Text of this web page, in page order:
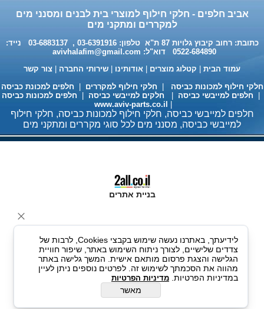
חומר ניקוי גרמני למכונות כביסה
ומדיחי כלים 35שח, מקט H333
מעבה למייבשי כביסה 98 ש"ח
עגלה מתכוננת למדיחי כלים
אביב חלפים - חלקי חילוף למוצרי בית לבנים ומסנני מים
למקררים ומתקני מים
כתובת: רחוב קיבוץ גלויות 87 ת"א טלפון: 03-6391916 , 03-6883137 נייד:
0522-684890 דוא"ל:
avivhalafim@gmail.com
עמוד הבית
קטלוג מוצרים אודותינו שירותי החברה
צור קשר
חילוף למכונות כביסה
חלקי חילוף למקררים
חלפים למכונת כביסה
חלפים למייבשי כביסה חלקים למייבשי כביסה
חלפים למכונות כביסה
www.aviv-parts.co.il
חלפים למייבשי כביסה, חלקי חילוף למכונות כביסה, חלקי חילוף
למייבשי כביסה, מסנני מים לכל סוגי מקררים ומתקני מים
בניית אתרים
לידיעתך, באתרנו נעשה שימוש בקבצי Cookies, לרבות של
צדדים שלישיים, לצורך ניתוח השימוש באתר, שיפור חוויית
הגלישה והצגת פרסום מותאם אישית. המשך גלישה באתר
מהווה את הסכמתך לשימוש זה. לפרטים נוספים ניתן לעיין
במדיניות הפרטיות. מדיניות הפרטיות
מאשר